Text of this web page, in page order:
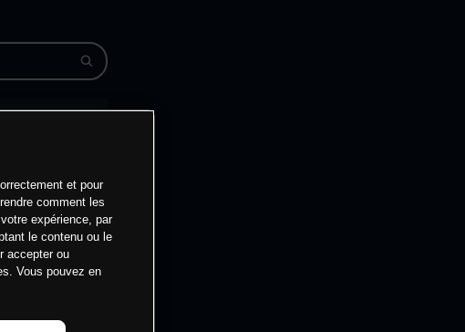
et pour
comment les
expérience, par
le contenu ou le
accepter ou
Vous pouvez en